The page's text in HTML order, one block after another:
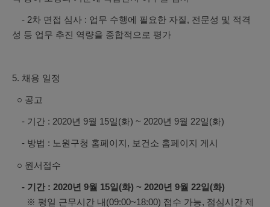
- 2차 면접 심사 : 업무 수행에 필요한 자질, 전문성 및 적격
성 등 업무 추진 역량을 종합적으로 평가
5. 채용 일정
○ 공고
- 기간 : 2020년 9월 15일(화) ~ 2020년 9월 22일(화)
- 방법 : 노원구청 홈페이지, 보건소 홈페이지 게시
○ 원서접수
- 기간 : 2020년 9월 15일(화) ~ 2020년 9월 22일(화)
※ 평일 근무시간 내(09:00~18:00) 접수 가능, 점심시간 제